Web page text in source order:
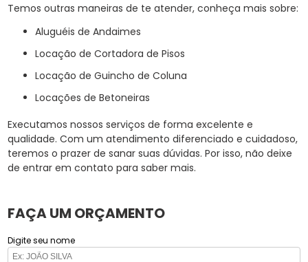
Temos outras maneiras de te atender, conheça mais sobre:
Aluguéis de Andaimes
Locação de Cortadora de Pisos
Locação de Guincho de Coluna
Locações de Betoneiras
Executamos nossos serviços de forma excelente e
qualidade. Com um atendimento diferenciado e cuidadoso,
teremos o prazer de sanar suas dúvidas. Por isso, não deixe
de entrar em contato para saber mais.
FAÇA UM ORÇAMENTO
Digite seu nome